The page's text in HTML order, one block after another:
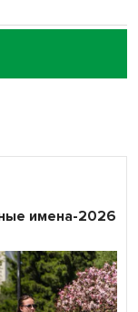
имена-2026